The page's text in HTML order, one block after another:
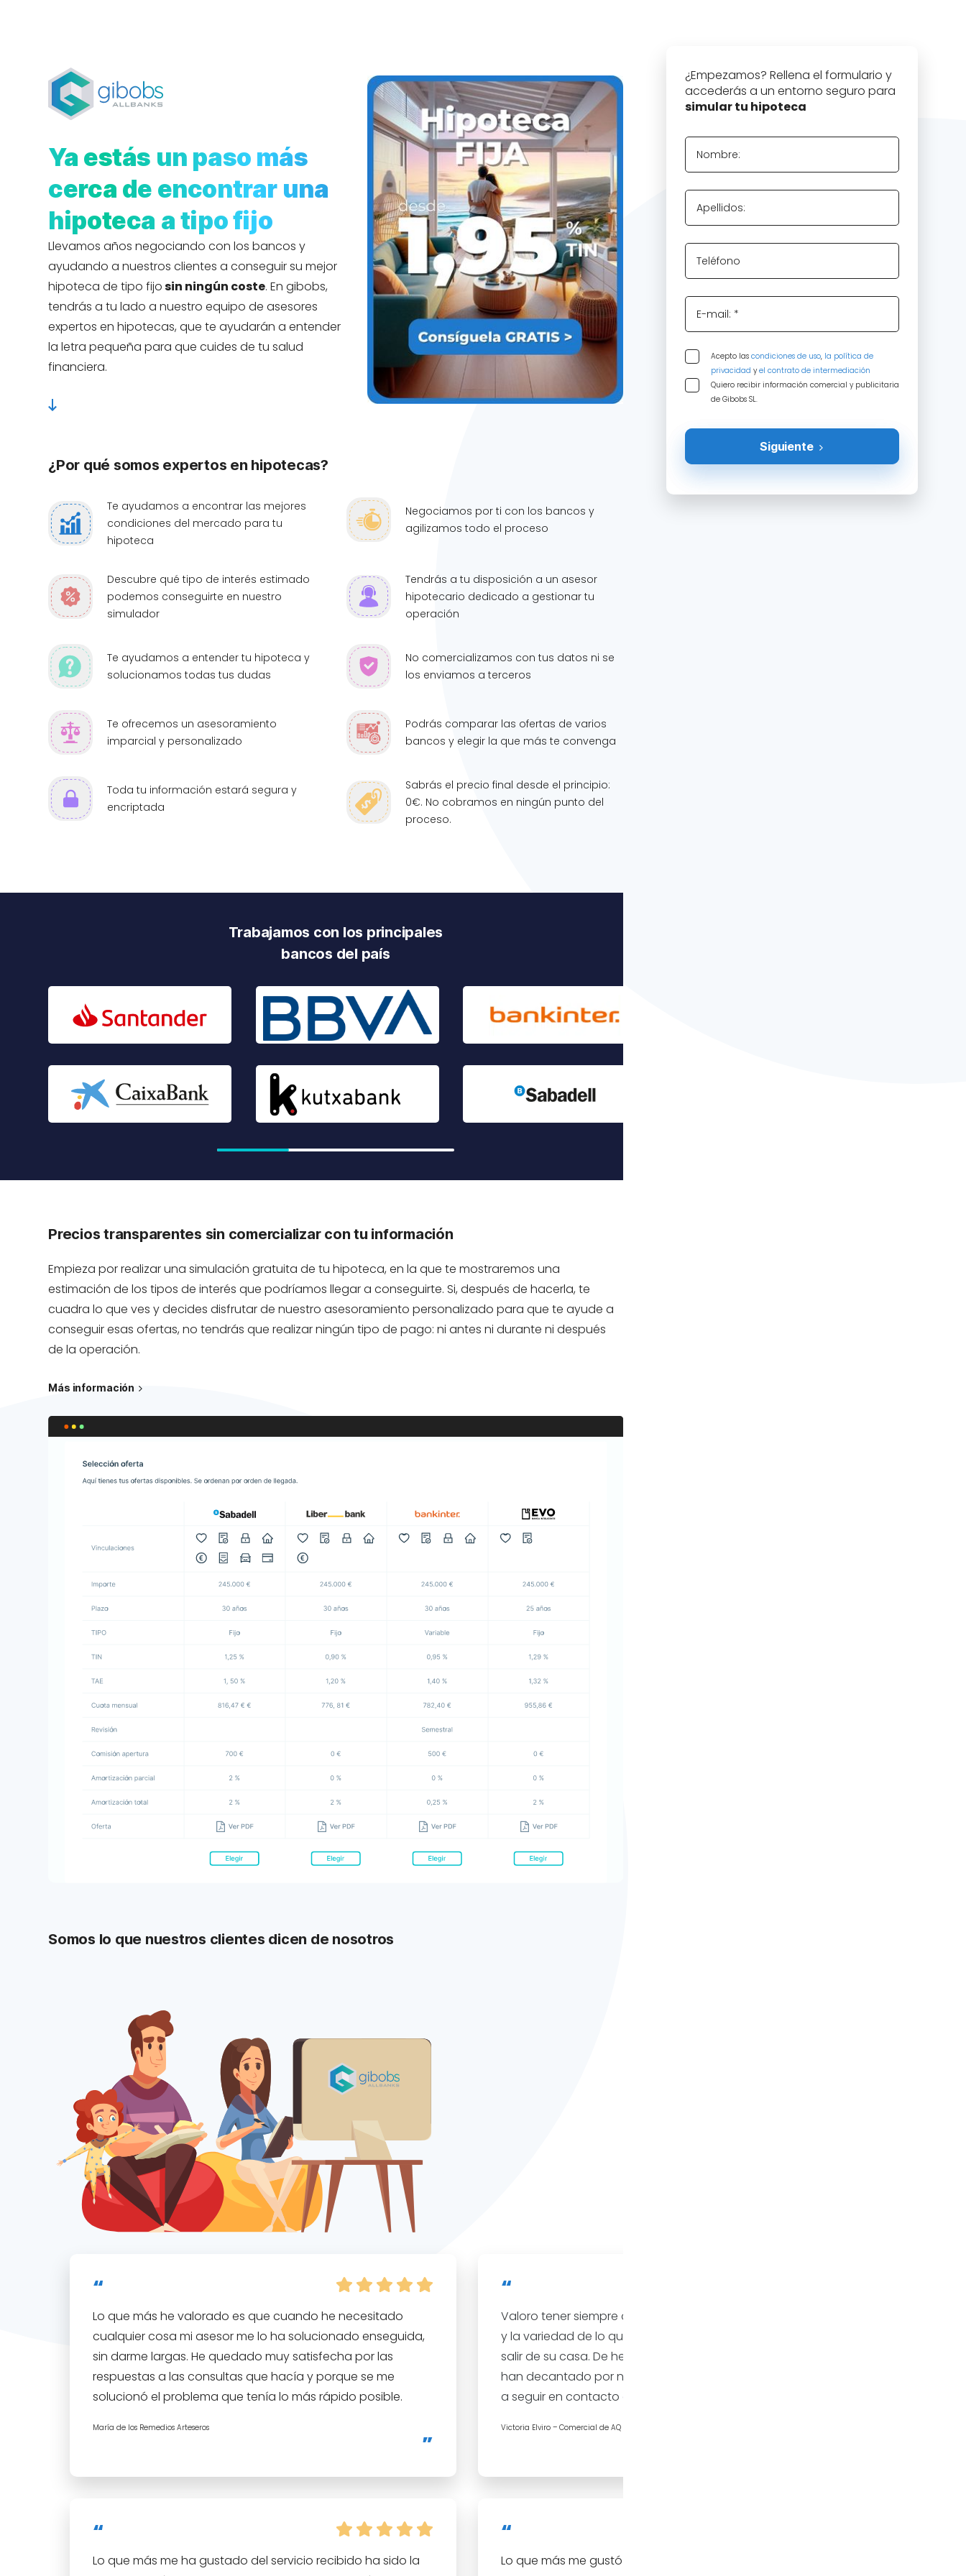
Ya estás un paso más
cerca de encontrar una
hipoteca a tipo fijo
Llevamos años negociando con los bancos y
ayudando a nuestros clientes a conseguir su mejor
hipoteca de tipo fijosin ningún coste. En gibobs,
tendrás a tu lado a nuestro equipo de asesores
expertos en hipotecas, que te ayudarán a entender
la letra pequeña para que cuides de tu salud
financiera.
¿Por qué somos expertos en hipotecas?
Te ayudamos a encontrar las mejores
condiciones del mercado para tu
hipoteca
Negociamos por ti con los bancos y
agilizamos todo el proceso
Descubre qué tipo de interés estimado
podemos conseguirte en nuestro
simulador
Tendrás a tu disposición a un asesor
hipotecario dedicado a gestionar tu
operación
Te ayudamos a entender tu hipoteca y
solucionamos todas tus dudas
No comercializamos con tus datos ni se
los enviamos a terceros
Te ofrecemos un asesoramiento
imparcial y personalizado
Podrás comparar las ofertas de varios
bancos y elegir la que más te convenga
Toda tu información estará segura y
encriptada
Sabrás el precio final desde el principio:
0€. No cobramos en ningún punto del
proceso.
Trabajamos con los principales
bancos del país
Precios transparentes sin comercializar con tu información
Empieza por realizar una simulación gratuita de tu hipoteca, en la que te mostraremos una
estimación de los tipos de interés que podríamos llegar a conseguirte. Si, después de hacerla, te
cuadra lo que ves y decides disfrutar de nuestro asesoramiento personalizado para que te ayude a
conseguir esas ofertas, no tendrás que realizar ningún tipo de pago: ni antes ni durante ni después
de la operación.
Más información
Somos lo que nuestros clientes dicen de nosotros
Lo que más he valorado es que cuando he necesitado
cualquier cosa mi asesor me lo ha solucionado enseguida,
sin darme largas. He quedado muy satisfecha por las
respuestas a las consultas que hacía y porque se me
solucionó el problema que tenía lo más rápido posible.
María de los Remedios Arteseros
Lo que más me ha gustado del servicio recibido ha sido la
Valoro tener siempre al gestor disponible, la profesionalidad
y la variedad de lo que ofrecéis sin que el cliente tenga que
salir de su casa. De hecho, incluso a los clientes que no se
han decantado por nuestra promoción, les hemos invitado
a seguir en contacto con vosotros.
Victoria Elviro – Comercial de AQ Acentor
Lo que más me gustó fue la cercanía con el asesor y que
¿Empezamos? Rellena el formulario y
accederás a un entorno seguro para
simular tu hipoteca
Nombre:
Apellidos:
Teléfono
E-mail: *
Acepto las condiciones de uso, la política de
privacidad yel contrato de intermediación
Quiero recibir información comercial y publicitaria
de Gibobs SL.